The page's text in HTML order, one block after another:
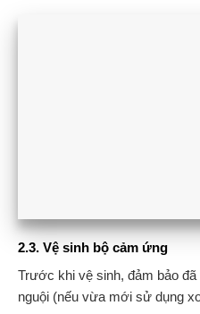
2.3. Vệ sinh bộ cảm ứng
Trước khi vệ sinh, đảm bảo
nguội (nếu vừa mới sử dụng